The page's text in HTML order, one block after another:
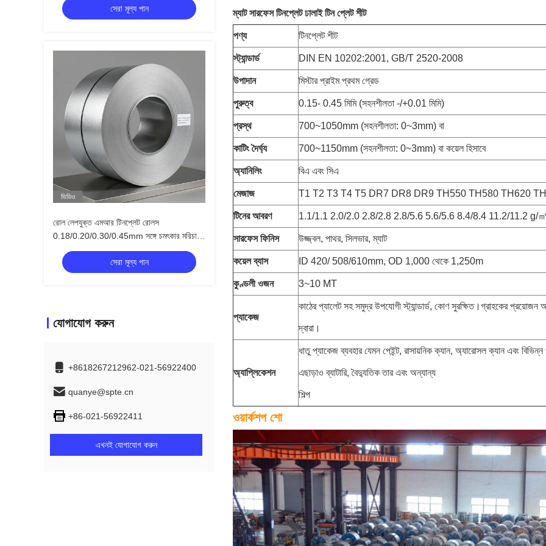
সেরা মূল্য পান
ভিডিও
রোল লেপযুক্ত এমআর টিনপ্লেট রোলস
0.18/0.20/0.30/0.45mm সঙ্গে চমৎকার মরিচা
প্রতিরোধের
সেরা মূল্য পান
যোগাযোগ করুন
+8618267212962-021-56922400
quanye@spte.cn
+86-021-56922411
এখনই যোগাযোগ করুন
ম্যাট সারফেস টিনপ্লেট ঢালাই টিন প্লেট শীট
পণ্য টিনপ্লেট শীট
স্ট্যান্ডার্ড DIN EN 10202:2001, GB/T 2520-2008
উপাদান মিস্টার প্রাইম প্রথম গ্রেড
পুরুত্ব 0.15- 0.45 মিমি (সহনশীলতা -/+0.01 মিমি)
প্রস্থ 700~1050mm (সহনশীলতা: 0~3mm) বা
কাটিং দৈর্ঘ্য 700~1150mm (সহনশীলতা: 0~3mm) বা কয়েল হিসাবে
অ্যানিলিং বিএ এবং সিএ
মেজাজ T1 T2 T3 T4 T5 DR7 DR8 DR9 TH550 TH580 TH620
টিনের আবরণ 1.1/1.1 2.0/2.0 2.8/2.8 2.8/5.6 5.6/5.6 8.4/8.4 11.2/11.2 g/㎡
সারফেস ফিনিস উজ্জ্বল, পাথর, সিলভার, ম্যাট
কয়েল ব্যাস ID 420/ 508/610mm, OD 1,000 থেকে 1,250m
কুণ্ডলী ওজন 3~10 MT
প্যাকেজ
কাঠের প্যালেট সহ সমুদ্র উপযোগী স্ট্যান্ডার্ড, কোণ সুরক্ষিত।গ্রাহকের প্রয়োজন
দ্বারা।
অ্যাপ্লিকেশন
ধাতু প্যাকেজ ব্যবহার যেমন পেইন্ট, রাসায়নিক ক্যান, অ্যারোসল ক্যান এবং বিভিন্ন
এছাড়াও ব্যাটারি, বৈদ্যুতিক তার এবং অন্যান্য
শিল্প
ওয়ার্কশপ শো